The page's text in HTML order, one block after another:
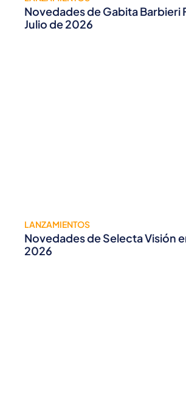
Novedades de Gabita Barbieri
Julio de 2026
LANZAMIENTOS
Novedades de Selecta Visión
2026